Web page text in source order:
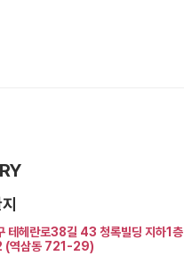
테헤란로38길 43 청록빌딩 지하1층
역삼동 721-29)